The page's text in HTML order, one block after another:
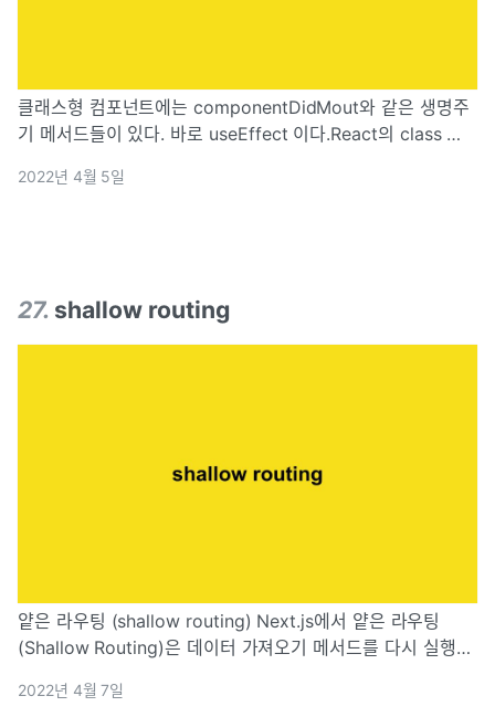
클래스형 컴포넌트에는 componentDidMout와 같은 생명주
기 메서드들이 있다. 바로 useEffect 이다.React의 class 생
componentDidMount와 componentDidUpdate, c
2022년 4월 5일
27. shallow routing
얕은 라우팅 (shallow routing) Next.js에서 얕은 라우팅
(Shallow Routing)은 데이터 가져오기 메서드를 다시 실행하
pathname 과 query의 상태를 잃지 않고, 업데이트 된
2022년 4월 7일